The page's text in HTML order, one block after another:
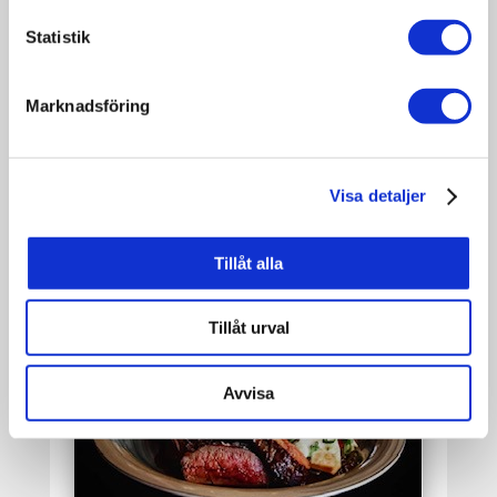
Statistik
Marknadsföring
Visa detaljer
Tillåt alla
Tillåt urval
Avvisa
Read more about Borga Skicenter